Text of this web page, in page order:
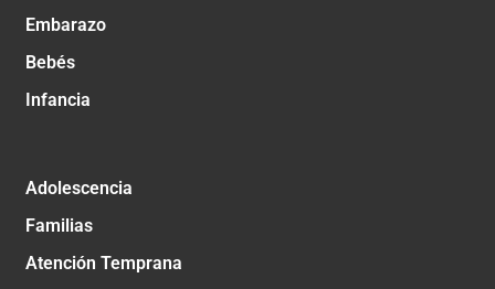
Embarazo
Bebés
Infancia
Adolescencia
Familias
Atención Temprana